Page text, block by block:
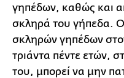
γηπέδων, καθώς και
σκληρά του γήπεδα.
σκληρών γηπέδων
τριάντα πέντε ετών,
του, μπορεί να μην